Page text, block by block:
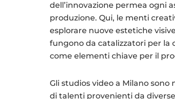
dell’innovazione permea ogni
produzione. Qui, le menti
esplorare nuove estetiche
fungono da catalizzatori per la
come elementi chiave per il
Gli studios video a Milano
di talenti provenienti da